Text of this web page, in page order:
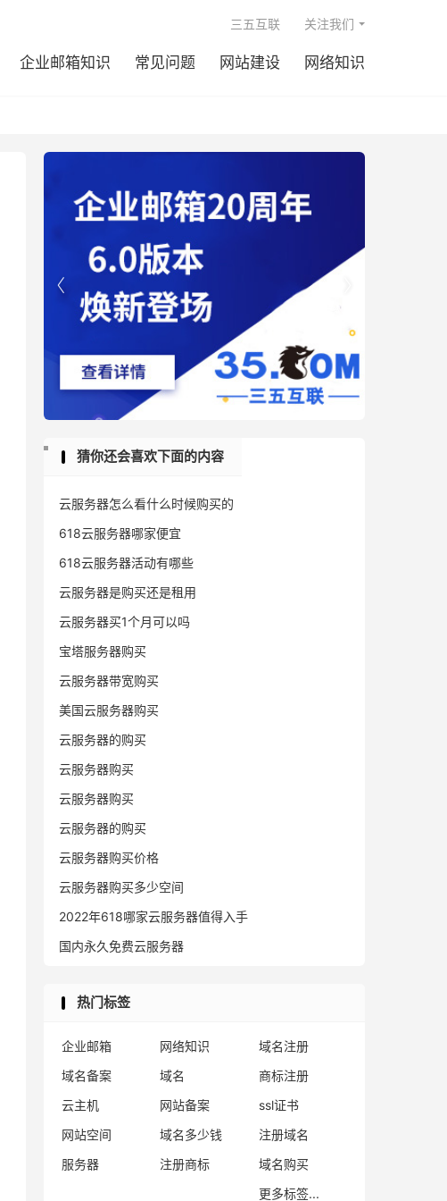
企业邮箱知识 常见问题 网站建设 网络知识
三五互联 关注我们

猜你还会喜欢下面的内容
云服务器怎么看什么时候购买的
618云服务器哪家便宜
618云服务器活动有哪些
云服务器是购买还是租用
云服务器买1个月可以吗
宝塔服务器购买
云服务器带宽购买
美国云服务器购买
云服务器的购买
云服务器购买
云服务器购买
云服务器的购买
云服务器购买价格
云服务器购买多少空间
2022年618哪家云服务器值得入手
国内永久免费云服务器
热门标签
企业邮箱 网络知识
域名注册
域名备案
域名
商标注册
云主机
网站备案
ssl证书
网站空间
域名多少钱
注册域名
服务器
注册商标
域名购买
更多标签...